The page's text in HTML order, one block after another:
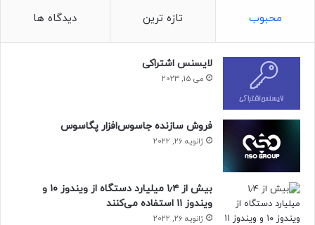
مقاله‌های مرتبط
تحلیلگر شرکت Hyundai Motor Securities، می‌گوید که سود
سامسونگ احتمالاً تحت‌تأثیر هزینه‌های یک‌باره و درآمدهای
محبوب تازه ترین دیدگاه ها
لایسنس اشتراکی
می 15, 2023
فروش سازنده جاسوس‌افزار پگاسوس
ژانویه 26, 2022
بیش از ۱٫۴ میلیارد دستگاه از ویندوز ۱۰ و
ویندوز ۱۱ استفاده می‌کنند
ژانویه 26, 2022